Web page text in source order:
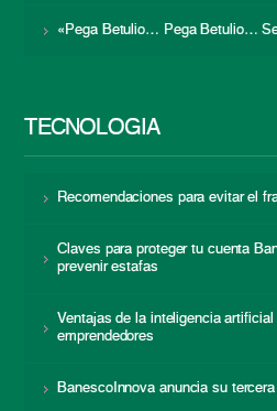
«Pega Betulio… Pega Betulio…
TECNOLOGÍA
Recomendaciones para evitar el
Claves para proteger tu cuenta
prevenir estafas
Ventajas de la inteligencia artificial
emprendedores
BanescoInnova anuncia su